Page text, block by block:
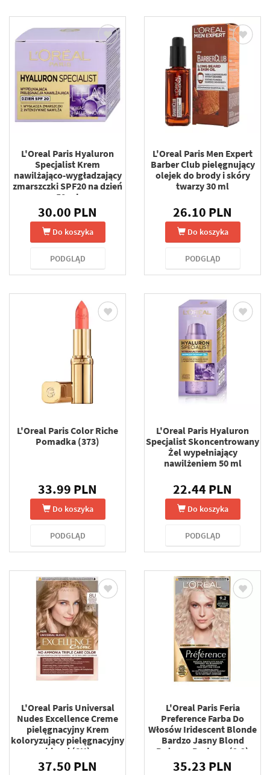
L'Oreal Paris Hyaluron
Specjalist Krem
nawilżająco-wygładzający
zmarszczki SPF20 na dzień
50 ml
30.00 PLN
Do koszyka
PODGLĄD
L'Oreal Paris Men Expert
Barber Club pielęgnujący
olejek do brody i skóry
twarzy 30 ml
26.10 PLN
Do koszyka
PODGLĄD
L'Oreal Paris Color Riche
Pomadka (373)
33.99 PLN
Do koszyka
PODGLĄD
L'Oreal Paris Hyaluron
Specjalist Skoncentrowany
Żel wypełniający
nawilżeniem 50 ml
22.44 PLN
Do koszyka
PODGLĄD
L'Oreal Paris Universal
Nudes Excellence Creme
pielęgnacyjny Krem
koloryzujący pielęgnacyjny
blond (8U)
37.50 PLN
L'Oreal Paris Feria
Preference Farba Do
Włosów Iridescent Blonde
Bardzo Jasny Blond
Beżowo-Perłowy (9.2)
35.23 PLN